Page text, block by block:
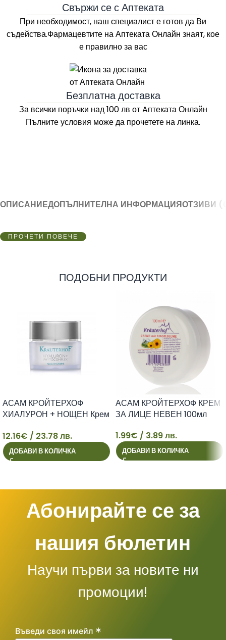
Свържи се с Аптеката
При необходимост, наш специалист е готов да Ви
съдейства.Фармацевтите наАптеката Онлайн знаят, кое
е правилно за вас
Безплатна доставка
За всички поръчки над 100 лв от Aптеката Онлайн
Пълните условия може да прочетете на линка.
ОПИСАНИЕДОПЪЛНИТЕЛНА ИНФОРМАЦИЯОТЗИВИ
ПРОЧЕТИ ПОВЕЧЕ
ПОДОБНИ ПРОДУКТИ
12
АСАМ КРОЙТЕРХОФ
ХИАЛУРОН + НОЩЕН Крем
12.16€ / 23.78 лв.
ДОБАВИ В КОЛИЧКА
1
АСАМ КРОЙТЕРХОФ КРЕМ
ЗА ЛИЦЕ НЕВЕН 100мл
1.99€ / 3.89 лв.
ДОБАВИ В КОЛИЧКА
Абонирайте се за
нашия бюлетин
Научи първи за новите ни
промоции!
Въведи своя имейл *